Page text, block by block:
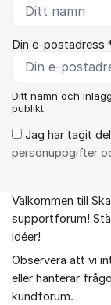
Din e-postadress
Ditt namn och
publikt.
Jag har tagit
personuppgifter
Om forumet
Välkommen till
supportforum!
idéer!
Observera att vi
eller hanterar
kundforum.